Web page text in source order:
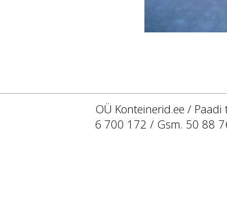
OÜ Konteinerid.ee /
6 700 172 / Gsm. 50 88